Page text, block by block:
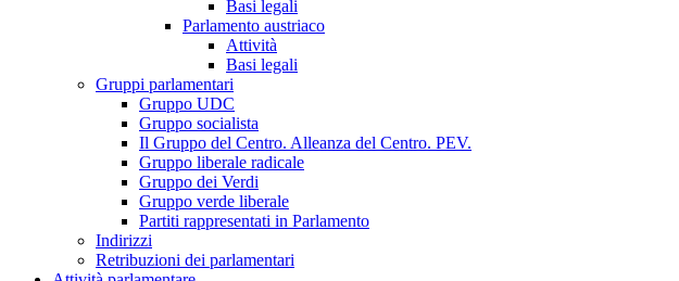
Basi legali
Parlamento austriaco
Attività
Basi legali
Gruppi parlamentari
Gruppo UDC
Gruppo socialista
Il Gruppo del Centro. Alleanza del Centro. PEV.
Gruppo liberale radicale
Gruppo dei Verdi
Gruppo verde liberale
Partiti rappresentati in Parlamento
Indirizzi
Retribuzioni dei parlamentari